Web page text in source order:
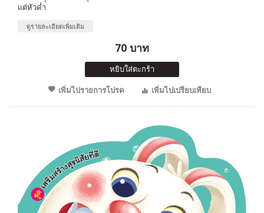
แต่หัวค่ำ
ดูรายละเอียดเพิ่มเติม
70 บาท
หยิบใส่ตะกร้า
เพิ่มไปรายการโปรด
เพิ่มไปเปรียบเทียบ